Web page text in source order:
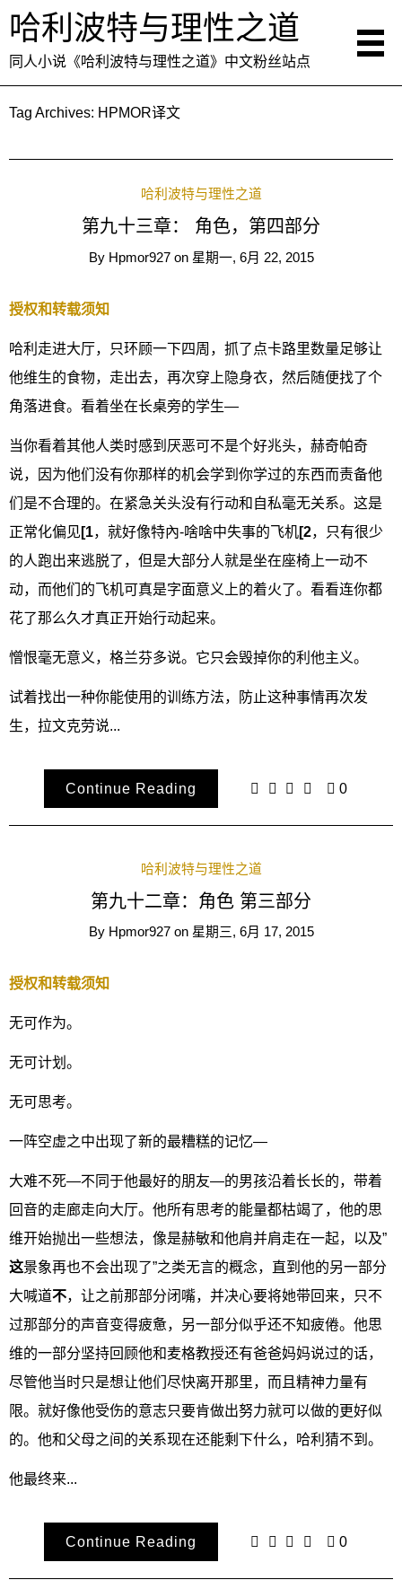
哈利波特与理性之道
同人小说《哈利波特与理性之道》中文粉丝站点
Tag Archives: HPMOR译文
哈利波特与理性之道
第九十三章： 角色，第四部分
By Hpmor927 on 星期一, 6月 22, 2015
授权和转载须知
哈利走进大厅，只环顾一下四周，抓了点卡路里数量足够让
他维生的食物，走出去，再次穿上隐身衣，然后随便找了个
角落进食。看着坐在长桌旁的学生—
当你看着其他人类时感到厌恶可不是个好兆头，赫奇帕奇
说，因为他们没有你那样的机会学到你学过的东西而责备他
们是不合理的。在紧急关头没有行动和自私毫无关系。这是
正常化偏见 [1，就好像特內-啥啥中失事的飞机[2，只有很少
的人跑出来逃脱了，但是大部分人就是坐在座椅上一动不
动，而他们的飞机可真是字面意义上的着火了。看看连你都
花了那么久才真正开始行动起来。
憎恨毫无意义，格兰芬多说。它只会毁掉你的利他主义。
试着找出一种你能使用的训练方法，防止这种事情再次发
生，拉文克劳说...
Continue Reading 0
哈利波特与理性之道
第九十二章：角色 第三部分
By Hpmor927 on 星期三, 6月 17, 2015
授权和转载须知
无可作为。
无可计划。
无可思考。
一阵空虚之中出现了新的最糟糕的记忆—
大难不死—不同于他最好的朋友—的男孩沿着长长的，带着
回音的走廊走向大厅。他所有思考的能量都枯竭了，他的思
维开始抛出一些想法，像是赫敏和他肩并肩走在一起，以及”
这景象再也不会出现了”之类无言的概念，直到他的另一部分
大喊道不，让之前那部分闭嘴，并决心要将她带回来，只不
过那部分的声音变得疲惫，另一部分似乎还不知疲倦。他思
维的一部分坚持回顾他和麦格教授还有爸爸妈妈说过的话，
尽管他当时只是想让他们尽快离开那里，而且精神力量有
限。就好像他受伤的意志只要肯做出努力就可以做的更好似
的。他和父母之间的关系现在还能剩下什么，哈利猜不到。
他最终来...
Continue Reading 0